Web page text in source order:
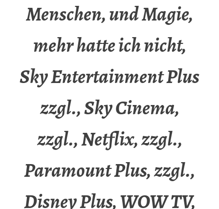
Menschen, und Magie,
mehr hatte ich nicht,
Sky Entertainment Plus
zzgl., Sky Cinema,
zzgl., Netflix, zzgl.,
Paramount Plus, zzgl.,
Disney Plus, WOW TV,